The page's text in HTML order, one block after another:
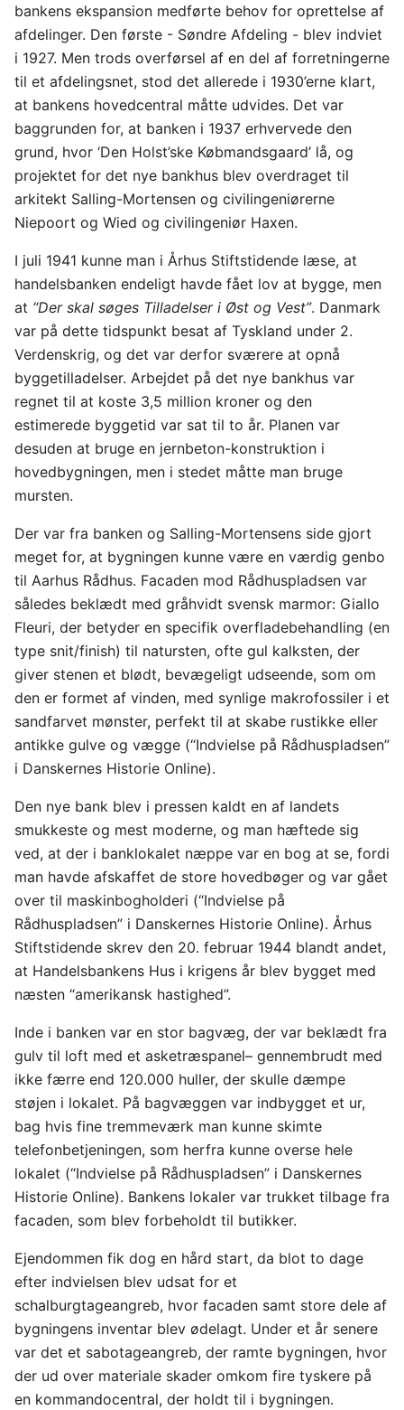
bankens ekspansion medførte behov for oprettelse af
afdelinger. Den første - Søndre Afdeling - blev indviet
i 1927. Men trods overførsel af en del af forretningerne
til et afdelingsnet, stod det allerede i 1930’erne klart,
at bankens hovedcentral måtte udvides. Det var
baggrunden for, at banken i 1937 erhvervede den
grund, hvor ‘Den Holst’ske Købmandsgaard’ lå, og
projektet for det nye bankhus blev overdraget til
arkitekt Salling-Mortensen og civilingeniørerne
Niepoort og Wied og civilingeniør Haxen.
I juli 1941 kunne man i Århus Stiftstidende læse, at
handelsbanken endeligt havde fået lov at bygge, men
at “Der skal søges Tilladelser i Øst og Vest”. Danmark
var på dette tidspunkt besat af Tyskland under 2.
Verdenskrig, og det var derfor sværere at opnå
byggetilladelser. Arbejdet på det nye bankhus var
regnet til at koste 3,5 million kroner og den
estimerede byggetid var sat til to år. Planen var
desuden at bruge en jernbeton-konstruktion i
hovedbygningen, men i stedet måtte man bruge
mursten.
Der var fra banken og Salling-Mortensens side gjort
meget for, at bygningen kunne være en værdig genbo
til Aarhus Rådhus. Facaden mod Rådhuspladsen var
således beklædt med gråhvidt svensk marmor: Giallo
Fleuri, der betyder en specifik overfladebehandling (en
type snit/finish) til natursten, ofte gul kalksten, der
giver stenen et blødt, bevægeligt udseende, som om
den er formet af vinden, med synlige makrofossiler i et
sandfarvet mønster, perfekt til at skabe rustikke eller
antikke gulve og vægge (“Indvielse på Rådhuspladsen”
i Danskernes Historie Online).
Den nye bank blev i pressen kaldt en af landets
smukkeste og mest moderne, og man hæftede sig
ved, at der i banklokalet næppe var en bog at se, fordi
man havde afskaffet de store hovedbøger og var gået
over til maskinbogholderi (“Indvielse på
Rådhuspladsen” i Danskernes Historie Online). Århus
Stiftstidende skrev den 20. februar 1944 blandt andet,
at Handelsbankens Hus i krigens år blev bygget med
næsten “amerikansk hastighed”.
Inde i banken var en stor bagvæg, der var beklædt fra
gulv til loft med et asketræspanel– gennembrudt med
ikke færre end 120.000 huller, der skulle dæmpe
støjen i lokalet. På bagvæggen var indbygget et ur,
bag hvis fine tremmeværk man kunne skimte
telefonbetjeningen, som herfra kunne overse hele
lokalet (“Indvielse på Rådhuspladsen” i Danskernes
Historie Online). Bankens lokaler var trukket tilbage fra
facaden, som blev forbeholdt til butikker.
Ejendommen fik dog en hård start, da blot to dage
efter indvielsen blev udsat for et
schalburgtageangreb, hvor facaden samt store dele af
bygningens inventar blev ødelagt. Under et år senere
var det et sabotageangreb, der ramte bygningen, hvor
der ud over materiale skader omkom fire tyskere på
en kommandocentral, der holdt til i bygningen.